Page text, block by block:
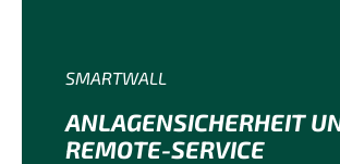
SMARTWALL
ANLAGENSICHERHEIT
REMOTE-SERVICE